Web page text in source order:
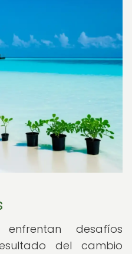
desafíos
del cambio